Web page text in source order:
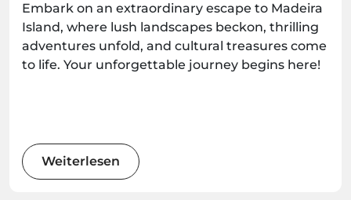
Embark on an extraordinary escape to Madeira
Island, where lush landscapes beckon, thrilling
adventures unfold, and cultural treasures come
to life. Your unforgettable journey begins here!
Weiterlesen